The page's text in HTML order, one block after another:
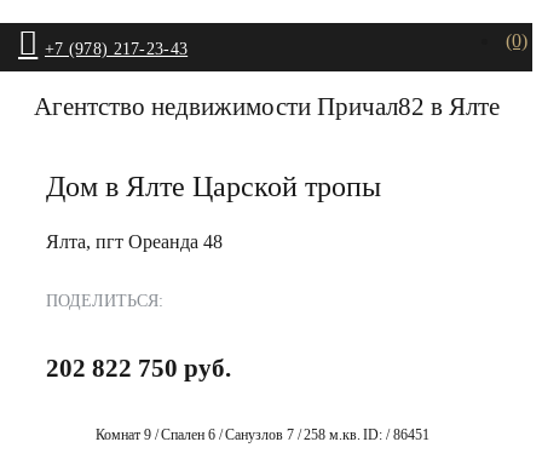
+7 (978) 217-23-43 (0)
Агентство недвижимости Причал82 в Ялте
Дом в Ялте Царской тропы
Ялта, пгт Ореанда 48
ПОДЕЛИТЬСЯ:
202 822 750 руб.
Комнат 9 /Спален 6 /Санузлов 7 /258 м.кв. ID: / 86451